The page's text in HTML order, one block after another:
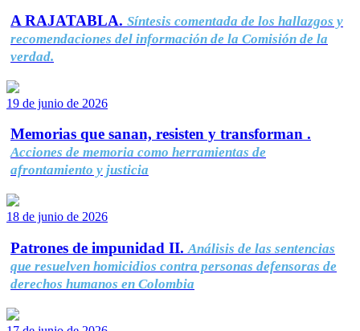
A RAJATABLA. Síntesis comentada de los hallazgos y
recomendaciones del información de la Comisión de la
verdad.
19 de junio de 2026
Memorias que sanan, resisten y transforman .
Acciones de memoria como herramientas de
afrontamiento y justicia
18 de junio de 2026
Patrones de impunidad II. Análisis de las sentencias
que resuelven homicidios contra personas defensoras de
derechos humanos en Colombia